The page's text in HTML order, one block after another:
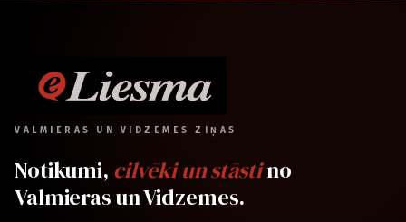
VALMIERAS UN VIDZEMES ZIŅAS
Notikumi, cilvēki un stāstino
Valmieras un Vidzemes.